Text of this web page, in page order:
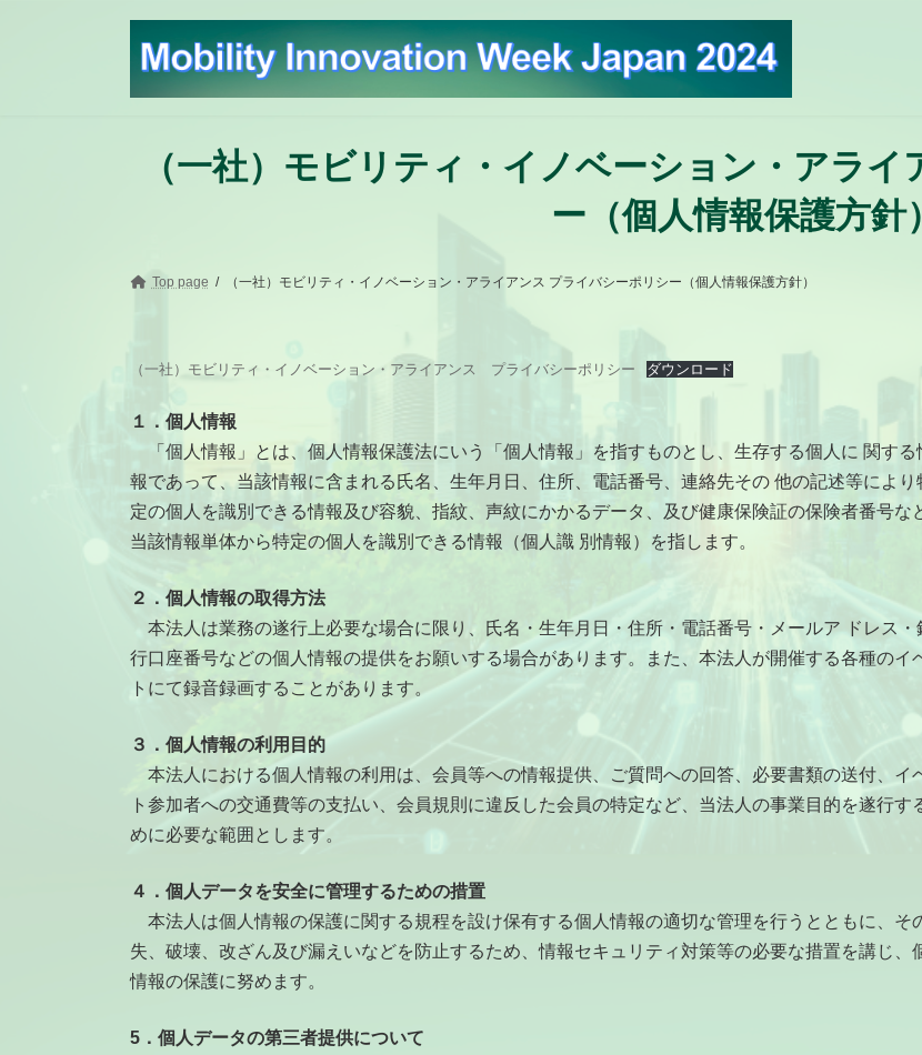
（一社）モビリティ・イノベーション・アラ
ー（個人情報保護方針）
Top page （一社）モビリティ・イノベーション・アライアンス プライバシーポリシー（個人情報保護方針）
（一社）モビリティ・イノベーション・アライアンス プライバシーポリシー ダウンロード
１．個人情報
「個人情報」とは、個人情報保護法にいう「個人情報」を指すものとし、生存する個人に 関する
報であって、当該情報に含まれる氏名、生年月日、住所、電話番号、連絡先その 他の記述等により
定の個人を識別できる情報及び容貌、指紋、声紋にかかるデータ、及び健康保険証の保険者番号な
当該情報単体から特定の個人を識別できる情報（個人識 別情報）を指します。
２．個人情報の取得方法
本法人は業務の遂行上必要な場合に限り、氏名・生年月日・住所・電話番号・メールア ドレス・
行口座番号などの個人情報の提供をお願いする場合があります。また、本法人が開催する各種のイ
トにて録音録画することがあります。
３．個人情報の利用目的
本法人における個人情報の利用は、会員等への情報提供、ご質問への回答、必要書類の送付、イ
ト参加者への交通費等の支払い、会員規則に違反した会員の特定など、当法人の事業目的を遂行す
めに必要な範囲とします。
４．個人データを安全に管理するための措置
本法人は個人情報の保護に関する規程を設け保有する個人情報の適切な管理を行うとともに、そ
失、破壊、改ざん及び漏えいなどを防止するため、情報セキュリティ対策等の必要な措置を講じ、
情報の保護に努めます。
5．個人データの第三者提供について